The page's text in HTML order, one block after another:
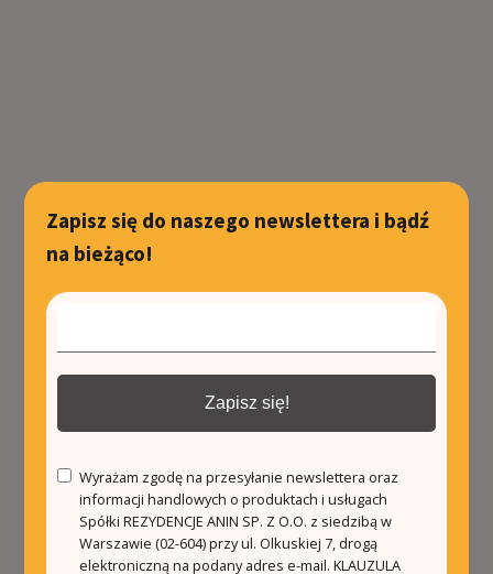
Zapisz się do naszego newslettera i bądź
na bieżąco!
Zapisz się!
Wyrażam zgodę na przesyłanie newslettera oraz
informacji handlowych o produktach i usługach
Spółki REZYDENCJE ANIN SP. Z O.O. z siedzibą w
Warszawie (02-604) przy ul. Olkuskiej 7, drogą
elektroniczną na podany adres e-mail.KLAUZULA